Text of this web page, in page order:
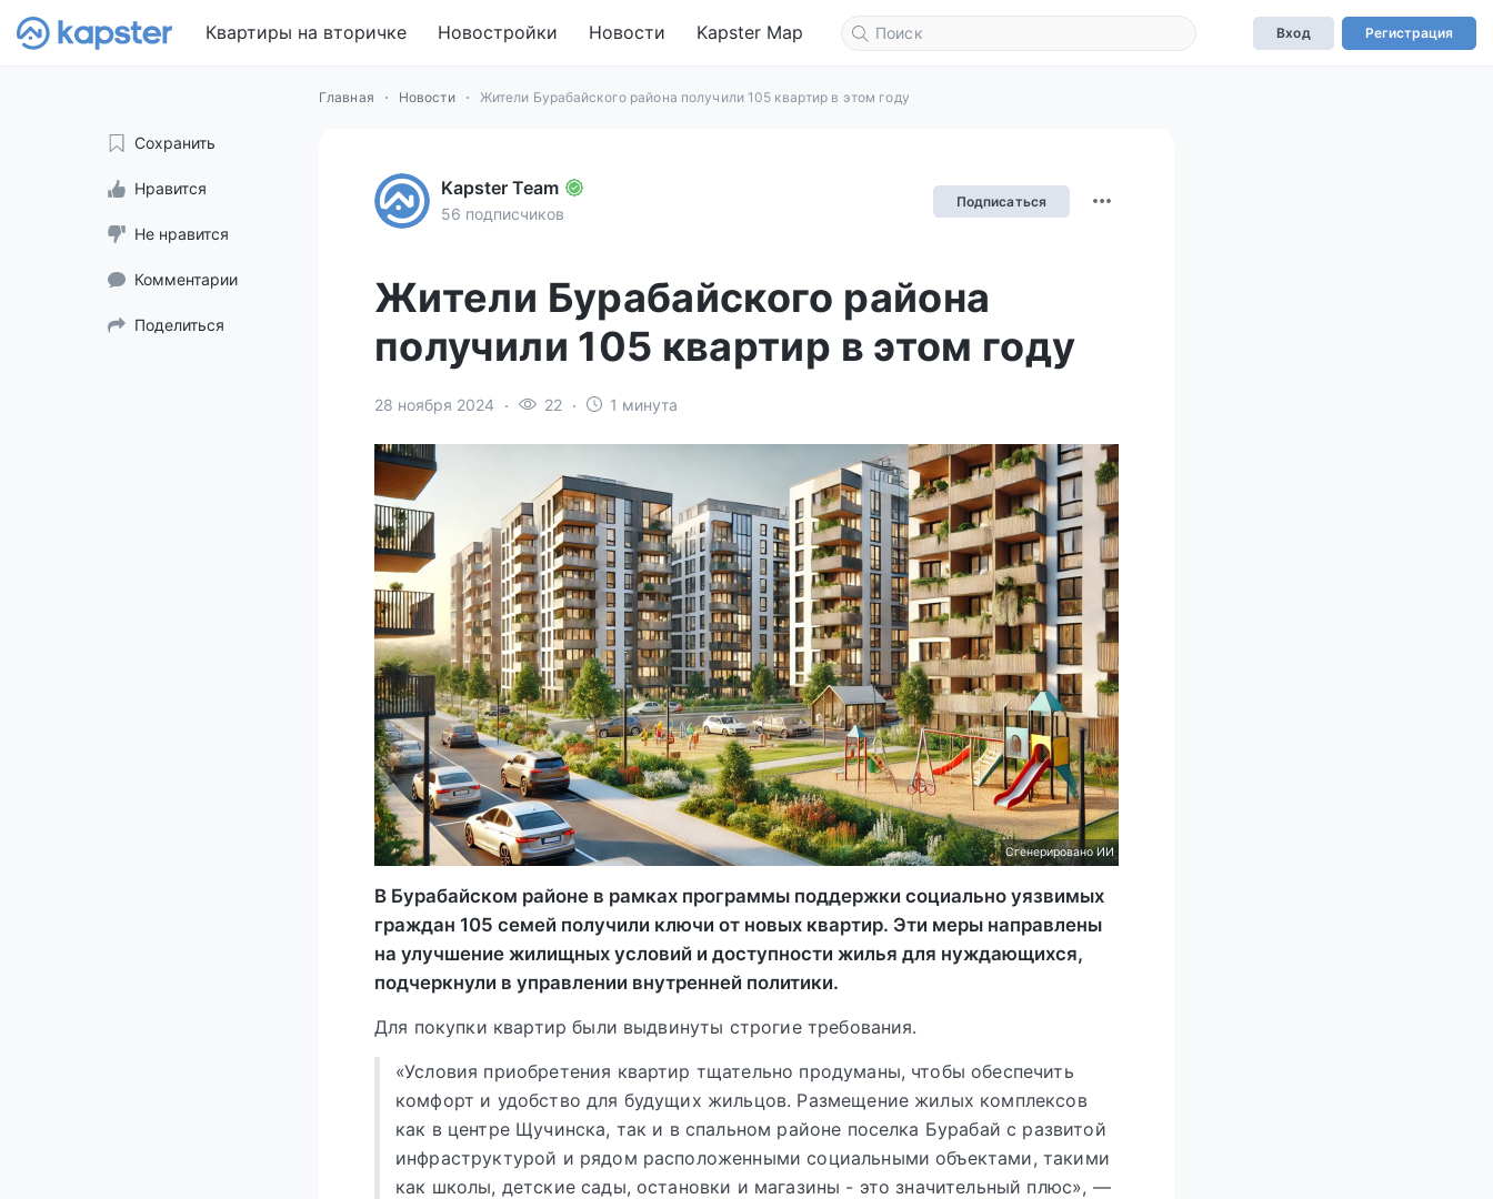
Квартиры на вторичке Новостройки Новости Kapster Map Вход Регистрация
Главная Новости Жители Бурабайского района получили 105 квартир в этом году
Сохранить
Нравится
Не нравится
Комментарии
Поделиться
Kapster Team
56 подписчиков
Подписаться
Жители Бурабайского района
получили 105 квартир в этом году
28 ноября 2024 22 1 минута
Сгенерировано ИИ
В Бурабайском районе в рамках программы поддержки социально уязвимых
граждан 105 семей получили ключи от новых квартир. Эти меры направлены
на улучшение жилищных условий и доступности жилья для нуждающихся,
подчеркнули в управлении внутренней политики.
Для покупки квартир были выдвинуты строгие требования.
«Условия приобретения квартир тщательно продуманы, чтобы обеспечить
комфорт и удобство для будущих жильцов. Размещение жилых комплексов
как в центре Щучинска, так и в спальном районе поселка Бурабай с развитой
инфраструктурой и рядом расположенными социальными объектами, такими
как школы, детские сады, остановки и магазины - это значительный плюс», —